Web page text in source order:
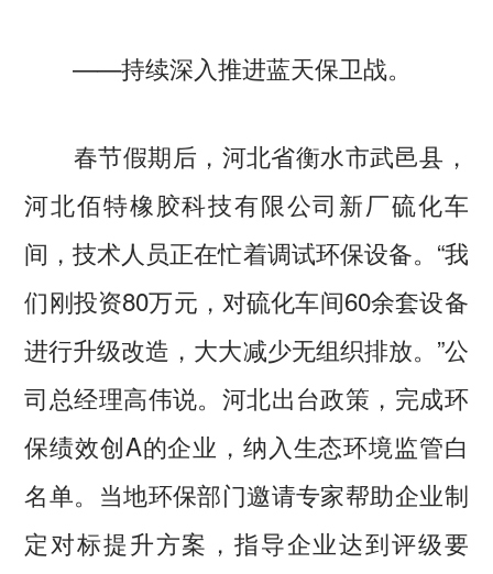
——持续深入推进蓝天保卫战。
春节假期后，河北省衡水市武邑县，
河北佰特橡胶科技有限公司新厂硫化车
间，技术人员正在忙着调试环保设备。“我
们刚投资80万元，对硫化车间60余套设备
进行升级改造，大大减少无组织排放。”公
司总经理高伟说。河北出台政策，完成环
保绩效创A的企业，纳入生态环境监管白
名单。当地环保部门邀请专家帮助企业制
定对标提升方案，指导企业达到评级要